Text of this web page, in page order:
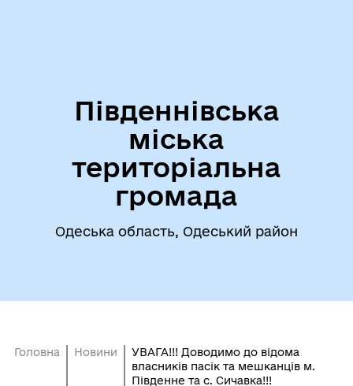
Південнівська
міська
територіальна
громада
Одеська область, Одеський район
Головна Новини
УВАГА!!! Доводимо до відома
власників пасік та мешканців м.
Південне та с. Сичавка!!!